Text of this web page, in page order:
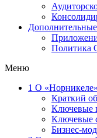
Политика
Меню
1 О «Норникеле»
Краткий
Ключевые
Ключевые
Бизнес-